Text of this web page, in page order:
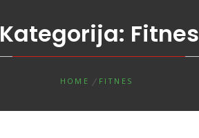
Kategorija: Fitnes
HOME FITNES